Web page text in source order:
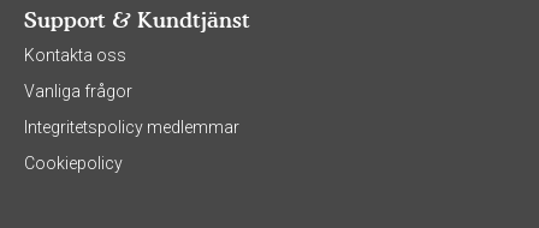
Support & Kundtjänst
Kontakta oss
Vanliga frågor
Integritetspolicy medlemmar
Cookiepolicy